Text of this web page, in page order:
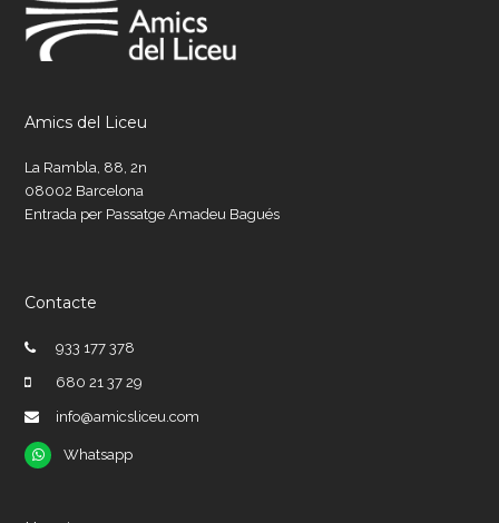
Amics del Liceu
La Rambla, 88, 2n
08002 Barcelona
Entrada per Passatge Amadeu Bagués
Contacte
933 177 378
680 21 37 29
info@amicsliceu.com
Whatsapp
Whatsapp